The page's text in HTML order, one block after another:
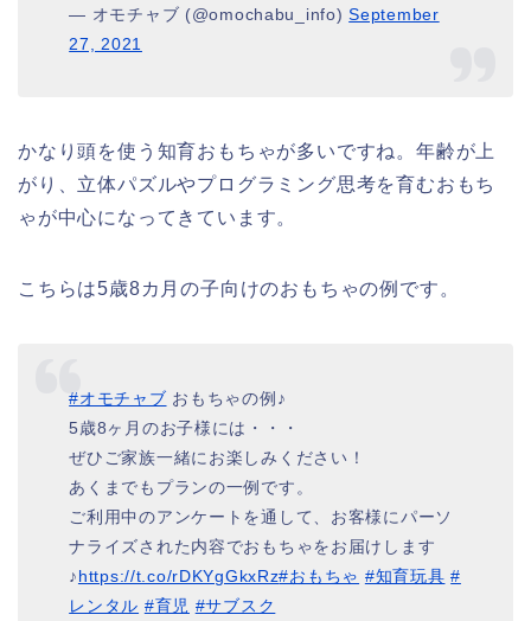
— オモチャブ (@omochabu_info)September
27, 2021
かなり頭を使う知育おもちゃが多いですね。年齢が上
がり、立体パズルやプログラミング思考を育むおもち
ゃが中心になってきています。
こちらは5歳8カ月の子向けのおもちゃの例です。
#オモチャブ おもちゃの例♪
5歳8ヶ月のお子様には・・・
ぜひご家族一緒にお楽しみください！
あくまでもプランの一例です。
ご利用中のアンケートを通して、お客様にパーソ
ナライズされた内容でおもちゃをお届けします
♪https://t.co/rDKYgGkxRz#おもちゃ #知育玩具 #
レンタル #育児 #サブスク